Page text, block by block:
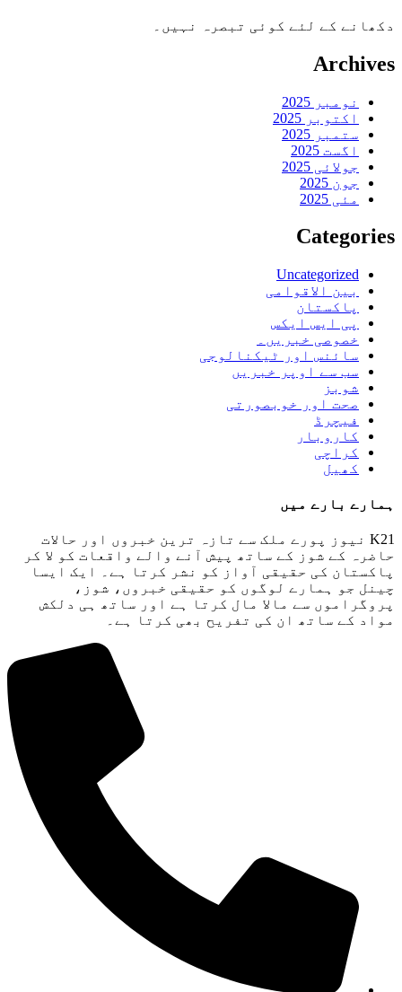
دکھانے کے لئے کوئی تبصرہ نہیں۔
Archives
نومبر 2025
اکتوبر 2025
ستمبر 2025
اگست 2025
جولائی 2025
جون 2025
مئی 2025
Categories
Uncategorized
بین الاقوامی
پاکستان
پی ایس ایکس
خصوصی خبریں۔
سائنس اور ٹیکنالوجی
سب سے اوپر خبریں
شوبز
صحت اور خوبصورتی
فیچرڈ
کاروبار
کراچی
کھیل
ہمارے بارے میں
K21 نیوز پورے ملک سے تازہ ترین خبروں اور حالات
حاضرہ کے شوز کے ساتھ پیش آنے والے واقعات کو لا کر
پاکستان کی حقیقی آواز کو نشر کرتا ہے۔ ایک ایسا
چینل جو ہمارے لوگوں کو حقیقی خبروں، شوز،
پروگراموں سے مالا مال کرتا ہے اور ساتھ ہی دلکش
مواد کے ساتھ ان کی تفریح ​​بھی کرتا ہے۔